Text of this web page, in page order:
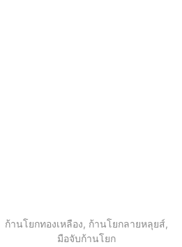
ก้านโยกทองเหลือง, ก้านโยกลายหลุยส์,
มือจับก้านโยก